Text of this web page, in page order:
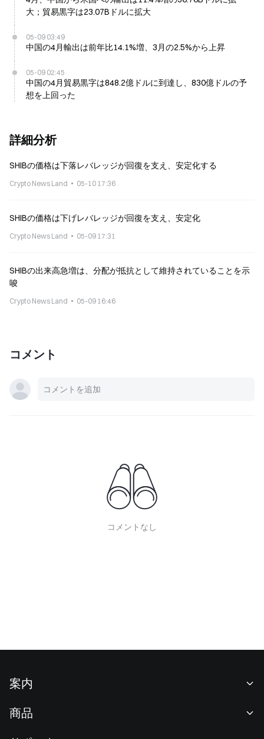
大；貿易黒字は23.07Bドルに拡大
05-09 03:49
中国の4月輸出は前年比14.1%増、3月の2.5%から上昇
05-09 02:45
中国の4月貿易黒字は848.2億ドルに到達し、830億ドルの予
想を上回った
詳細分析
SHIBの価格は下落レバレッジが回復を支え、安定化する
Crypto News Land 05-10 17:36
SHIBの価格は下げレバレッジが回復を支え、安定化
Crypto News Land 05-09 17:31
SHIBの出来高急増は、分配が抵抗として維持されていることを示
唆
Crypto News Land 05-09 16:46
コメント
コメントなし
案内
商品